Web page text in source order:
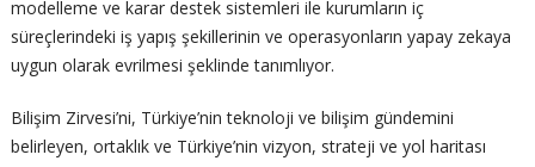
modelleme ve karar destek sistemleri ile kurumların iç
süreçlerindeki iş yapış şekillerinin ve operasyonların yapay zekaya
uygun olarak evrilmesi şeklinde tanımlıyor.
Bilişim Zirvesi’ni, Türkiye’nin teknoloji ve bilişim gündemini
belirleyen, ortaklık ve Türkiye’nin vizyon, strateji ve yol haritası